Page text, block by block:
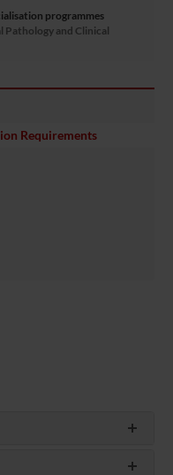
programmes
Pathology and Clinical
Requirements